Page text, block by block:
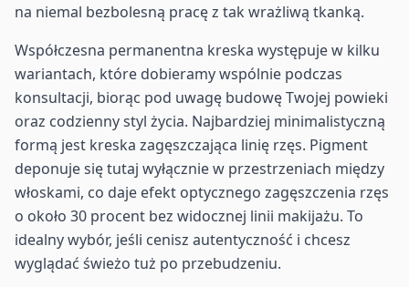
na niemal bezbolesną pracę z tak wrażliwą tkanką.
Współczesna permanentna kreska występuje w kilku
wariantach, które dobieramy wspólnie podczas
konsultacji, biorąc pod uwagę budowę Twojej powieki
oraz codzienny styl życia. Najbardziej minimalistyczną
formą jest kreska zagęszczająca linię rzęs. Pigment
deponuje się tutaj wyłącznie w przestrzeniach między
włoskami, co daje efekt optycznego zagęszczenia rzęs
o około 30 procent bez widocznej linii makijażu. To
idealny wybór, jeśli cenisz autentyczność i chcesz
wyglądać świeżo tuż po przebudzeniu.